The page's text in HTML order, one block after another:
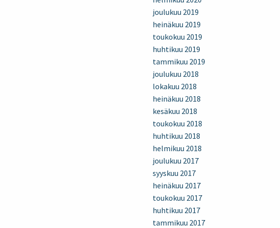
joulukuu 2019
heinäkuu 2019
toukokuu 2019
huhtikuu 2019
tammikuu 2019
joulukuu 2018
lokakuu 2018
heinäkuu 2018
kesäkuu 2018
toukokuu 2018
huhtikuu 2018
helmikuu 2018
joulukuu 2017
syyskuu 2017
heinäkuu 2017
toukokuu 2017
huhtikuu 2017
tammikuu 2017